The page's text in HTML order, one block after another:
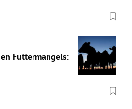
Futtermangels: